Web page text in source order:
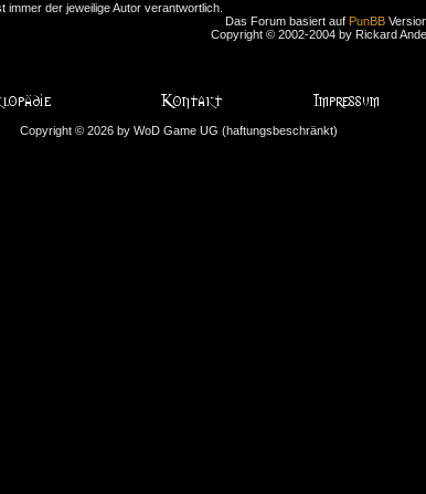
immer der jeweilige Autor verantwortlich.
Das Forum basiert auf PunBB
Copyright © 2002-2004 by Rickard
Copyright © 2026 by WoD Game UG (haftungsbeschränkt)